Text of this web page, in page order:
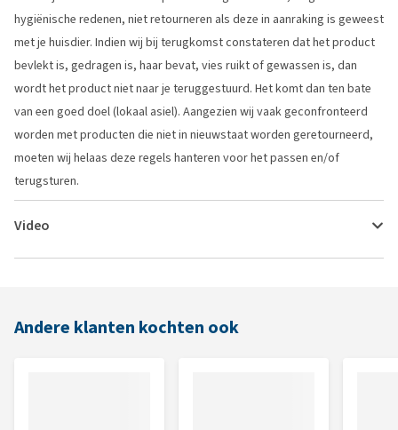
hygiënische redenen, niet retourneren als deze in aanraking is geweest
met je huisdier. Indien wij bij terugkomst constateren dat het product
bevlekt is, gedragen is, haar bevat, vies ruikt of gewassen is, dan
wordt het product niet naar je teruggestuurd. Het komt dan ten bate
van een goed doel (lokaal asiel). Aangezien wij vaak geconfronteerd
worden met producten die niet in nieuwstaat worden geretourneerd,
moeten wij helaas deze regels hanteren voor het passen en/of
terugsturen.
Video
Andere klanten kochten ook